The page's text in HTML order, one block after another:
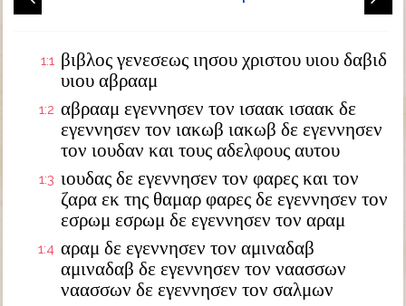
1:1 βιβλος γενεσεως ιησου χριστου υιου δαβιδ
υιου αβρααμ
1:2 αβρααμ εγεννησεν τον ισαακ ισαακ δε
εγεννησεν τον ιακωβ ιακωβ δε εγεννησεν
τον ιουδαν και τους αδελφους αυτου
1:3 ιουδας δε εγεννησεν τον φαρες και τον
ζαρα εκ της θαμαρ φαρες δε εγεννησεν τον
εσρωμ εσρωμ δε εγεννησεν τον αραμ
1:4 αραμ δε εγεννησεν τον αμιναδαβ
αμιναδαβ δε εγεννησεν τον ναασσων
ναασσων δε εγεννησεν τον σαλμων